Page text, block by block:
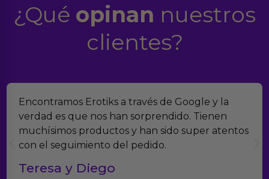
¿Qué opinan nuestros
clientes?
Encontramos Erotiks a través de Google y la
verdad es que nos han sorprendido. Tienen
muchísimos productos y han sido super atentos
con el seguimiento del pedido.
Teresa y Diego